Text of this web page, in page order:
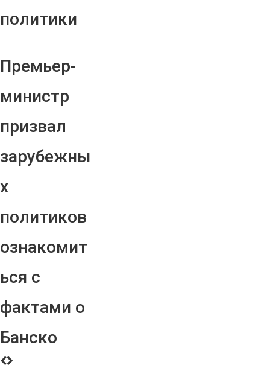
политики
Премьер-
министр
призвал
зарубежны
х
политиков
ознакомит
ься с
фактами о
Банско